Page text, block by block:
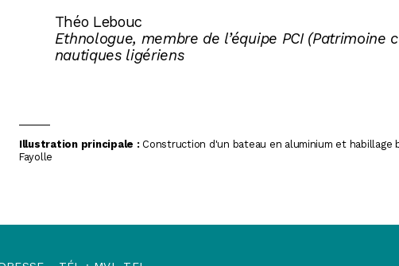
Théo Lebouc
Ethnologue, membre de l’équipe PCI
nautiques ligériens
Illustration principale : Construction d'un bateau en aluminium et
Fayolle